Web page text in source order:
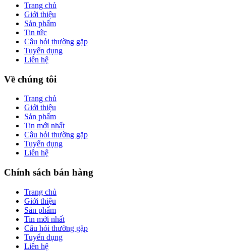
Trang chủ
Giới thiệu
Sản phẩm
Tin tức
Câu hỏi thường gặp
Tuyển dụng
Liên hệ
Về chúng tôi
Trang chủ
Giới thiệu
Sản phẩm
Tin mới nhất
Câu hỏi thường gặp
Tuyển dụng
Liên hệ
Chính sách bán hàng
Trang chủ
Giới thiệu
Sản phẩm
Tin mới nhất
Câu hỏi thường gặp
Tuyển dụng
Liên hệ